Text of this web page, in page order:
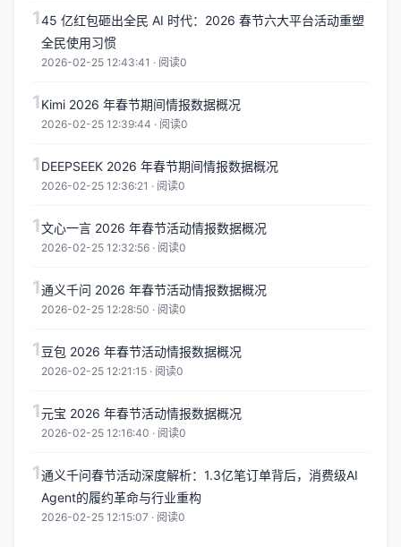
145 亿红包砸出全民 AI 时代：2026 春节六大平台活动重塑
全民使用习惯
2026-02-25 12:43:41 · 阅读0
1 Kimi 2026 年春节期间情报数据概况
2026-02-25 12:39:44 · 阅读0
1 DEEPSEEK 2026 年春节期间情报数据概况
2026-02-25 12:36:21 · 阅读0
1文心一言 2026 年春节活动情报数据概况
2026-02-25 12:32:56 · 阅读0
1通义千问 2026 年春节活动情报数据概况
2026-02-25 12:28:50 · 阅读0
1 豆包 2026 年春节活动情报数据概况
2026-02-25 12:21:15 · 阅读0
1元宝 2026 年春节活动情报数据概况
2026-02-25 12:16:40 · 阅读0
1通义千问春节活动深度解析：1.3亿笔订单背后，消费级AI
Agent的履约革命与行业重构
2026-02-25 12:15:07 · 阅读0